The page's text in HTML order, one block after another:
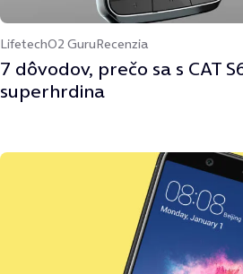
LifetechO2 GuruRecenzia
7 dôvodov, prečo sa s CAT
superhrdina